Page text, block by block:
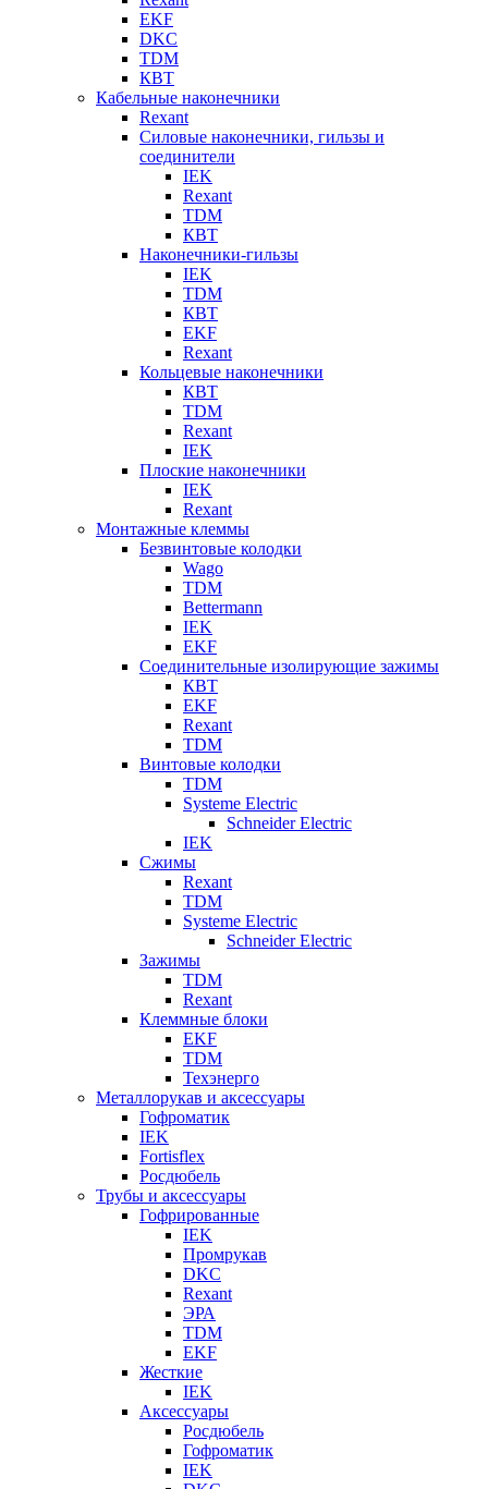
EKF
DKC
TDM
КВТ
Кабельные наконечники
Rexant
Силовые наконечники, гильзы и
соединители
IEK
Rexant
TDM
КВТ
Наконечники-гильзы
IEK
TDM
КВТ
EKF
Rexant
Кольцевые наконечники
КВТ
TDM
Rexant
IEK
Плоские наконечники
IEK
Rexant
Монтажные клеммы
Безвинтовые колодки
Wago
TDM
Bettermann
IEK
EKF
Соединительные изолирующие зажимы
КВТ
EKF
Rexant
TDM
Винтовые колодки
TDM
Systeme Electric
Schneider Electric
IEK
Сжимы
Rexant
TDM
Systeme Electric
Schneider Electric
Зажимы
TDM
Rexant
Клеммные блоки
EKF
TDM
Техэнерго
Металлорукав и аксессуары
Гофроматик
IEK
Fortisflex
Росдюбель
Трубы и аксессуары
Гофрированные
IEK
Промрукав
DKC
Rexant
ЭРА
TDM
EKF
Жесткие
IEK
Аксессуары
Росдюбель
Гофроматик
IEK